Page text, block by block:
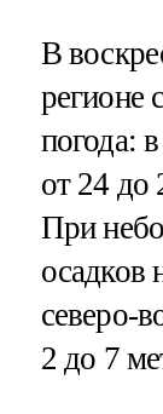
В
регионе
погода:
от 24 до
При
осадков
северо-
2 до 7